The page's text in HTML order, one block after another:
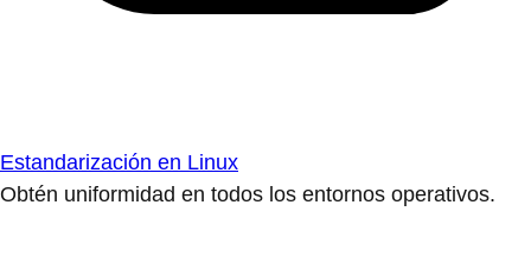
Estandarización en Linux
Obtén uniformidad en todos los entornos operativos.